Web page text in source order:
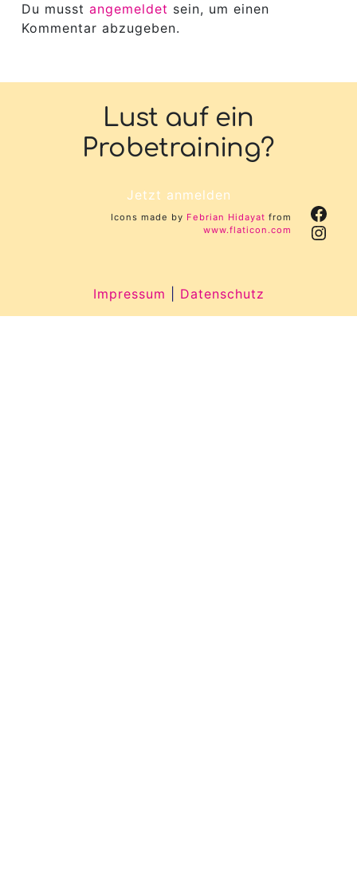
Du musst angemeldet sein, um einen
Kommentar abzugeben.
Lust auf ein
Probetraining?
Jetzt anmelden
Icons made by Febrian Hidayat from
www.flaticon.com
Impressum Datenschutz